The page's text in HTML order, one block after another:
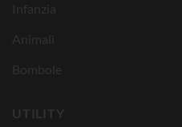
Infanzia
Animali
Bombole
UTILITY